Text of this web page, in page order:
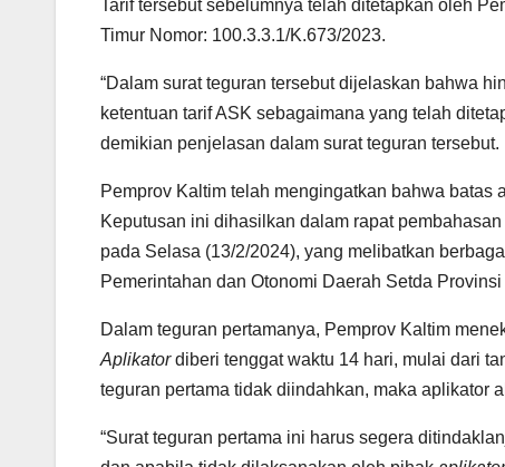
Tarif tersebut sebelumnya telah ditetapkan oleh
Timur Nomor: 100.3.3.1/K.673/2023.
“Dalam surat teguran tersebut dijelaskan bahwa
ketentuan tarif ASK sebagaimana yang telah
demikian penjelasan dalam surat teguran tersebut.
Pemprov Kaltim telah mengingatkan bahwa
Keputusan ini dihasilkan dalam rapat
pada Selasa (13/2/2024), yang melibatkan
Pemerintahan dan Otonomi Daerah Setda
Dalam teguran pertamanya, Pemprov Kaltim
Aplikatordiberi tenggat waktu 14 hari, mulai dari
teguran pertama tidak diindahkan, maka aplikator
“Surat teguran pertama ini harus segera